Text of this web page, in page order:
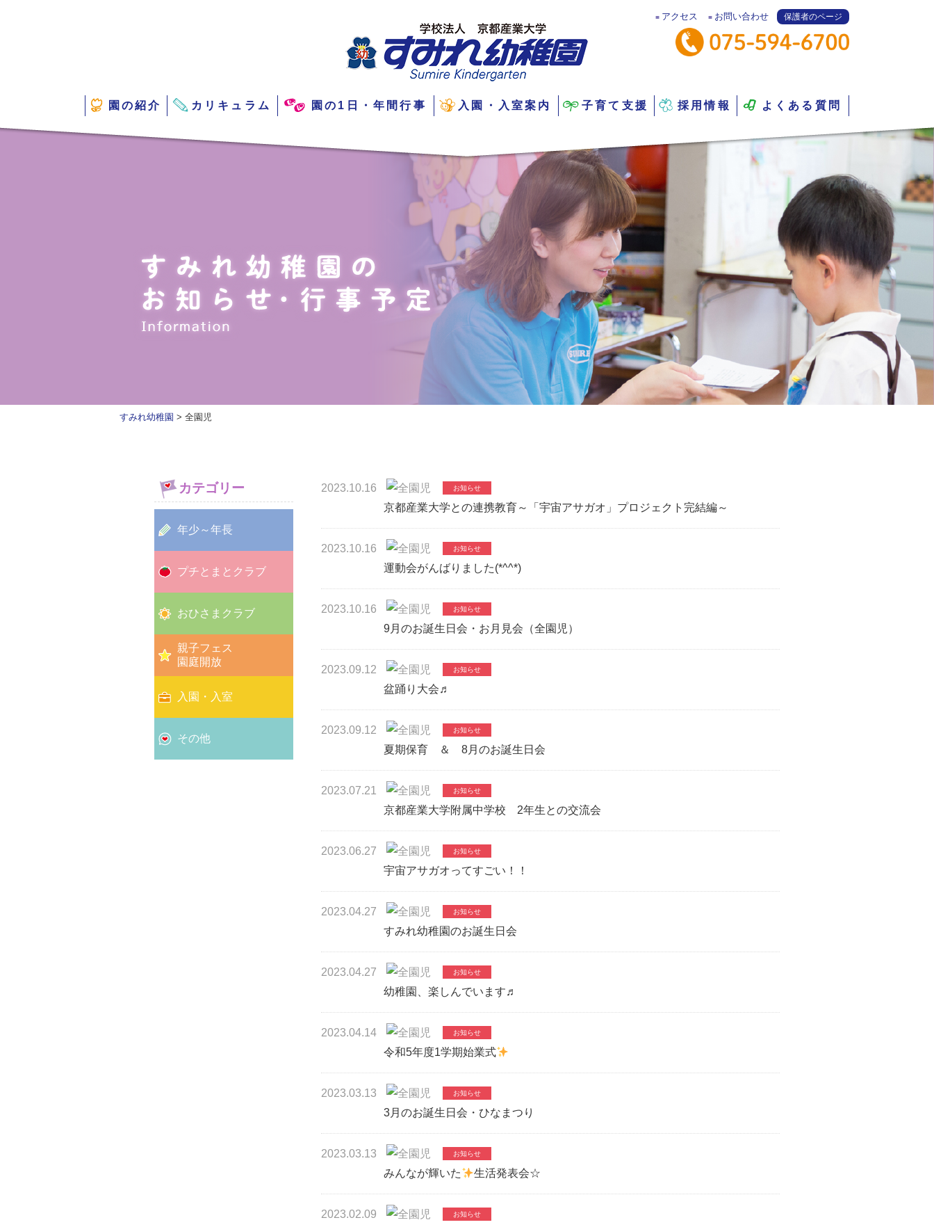
園の紹介 カリキュラム 園の1日・年間行事 入園・入室案内 子育て支援 採用情報 よくある質問
アクセス お問い合わせ 保護者のページ
すみれ幼稚園 > 全園児
2023.10.16
京都産業大学との連携教育～「宇宙アサガオ」プロジェクト完結編～
2023.10.16
運動会がんばりました(*^^*)
2023.10.16
9月のお誕生日会・お月見会（全園児）
2023.09.12
盆踊り大会♬
2023.09.12
夏期保育 ＆ 8月のお誕生日会
2023.07.21
京都産業大学附属中学校 2年生との交流会
2023.06.27
宇宙アサガオってすごい！！
2023.04.27
すみれ幼稚園のお誕生日会
2023.04.27
幼稚園、楽しんでいます♬
2023.04.14
令和5年度1学期始業式
2023.03.13
3月のお誕生日会・ひなまつり
2023.03.13
みんなが輝いた
生活発表会☆
2023.02.09
カテゴリー
年少～年長
プチとまとクラブ
おひさまクラブ
親子フェス
園庭開放
入園・入室
その他